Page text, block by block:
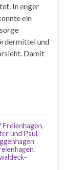
In enger
ein
und
Damit
,
und Paul,
,